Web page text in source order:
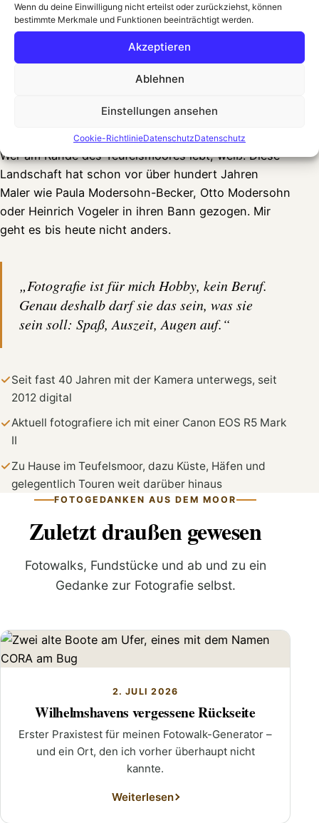
Wenn du deine Einwilligung nicht erteilst oder zurückziehst, können
bestimmte Merkmale und Funktionen beeinträchtigt werden.
Akzeptieren
Ablehnen
Einstellungen ansehen
Cookie-RichtlinieDatenschutzDatenschutz
56 Jahre alt, zu Hause in Osterholz-Scharmbeck –
irgendwo zwischen Bremen, Worpswede und der
Hamme. Angefangen habe ich analog, mit selbst
Dunkelkammer im Keller meiner Eltern und einer
ordentlichen Menge vollgeknipster Diafilme. Seit
Wer am Rande des Teufelsmoores lebt, weiß: Diese
Landschaft hat schon vor über hundert Jahren
Maler wie Paula Modersohn-Becker, Otto Modersohn
oder Heinrich Vogeler in ihren Bann gezogen. Mir
geht es bis heute nicht anders.
„Fotografie ist für mich Hobby, kein Beruf.
Genau deshalb darf sie das sein, was sie
sein soll: Spaß, Auszeit, Augen auf.“
Seit fast 40 Jahren mit der Kamera unterwegs, seit
2012 digital
Aktuell fotografiere ich mit einer Canon EOS R5 Mark
II
Zu Hause im Teufelsmoor, dazu Küste, Häfen und
gelegentlich Touren weit darüber hinaus
FOTOGEDANKEN AUS DEM MOOR
Zuletzt draußen gewesen
Fotowalks, Fundstücke und ab und zu ein
Gedanke zur Fotografie selbst.
2. JULI 2026
Wilhelmshavens vergessene Rückseite
Erster Praxistest für meinen Fotowalk-Generator –
und ein Ort, den ich vorher überhaupt nicht
kannte.
Weiterlesen